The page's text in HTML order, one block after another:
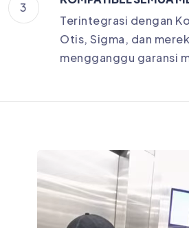
3
Terintegrasi dengan
Otis, Sigma, dan
mengganggu garansi